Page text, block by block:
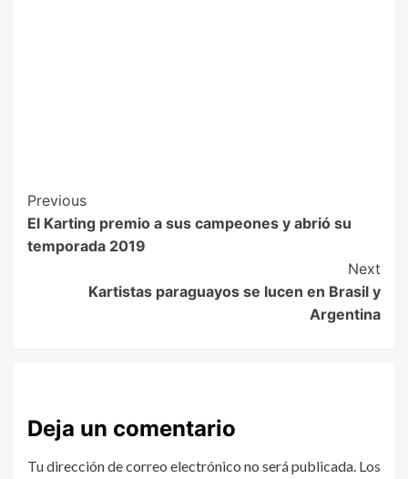
Previous
El Karting premio a sus campeones y abrió su
temporada 2019
Next
Kartistas paraguayos se lucen en Brasil y
Argentina
Deja un comentario
Tu dirección de correo electrónico no será publicada. Los